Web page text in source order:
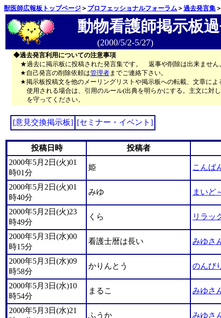
獣医師広報板トップページ ＞ プロフェッショナルフォーラム ＞ 過去発言集
動物看護師掲示板
(2000/5/2-5/27)
◆過去発言利用についての注意事項
★過去に掲示板に投稿された発言集です。 返事や削除は出来ません
★自己発言の削除依頼は管理者までご連絡下さい。
★掲示板投稿文を他のメーリングリストや掲示板への転載、文章によ
使用される場合は、引用のルール(出典を明らかにする。主文に対
を守ってください。
[意見交換掲示板] [セミナー・イベント]
投稿日時
投稿者
2000年5月2日(火)01
時01分
姫 こんば
2000年5月2日(火)01
時40分
みゆ まいど
2000年5月2日(火)23
時49分
くら リラッ
2000年5月3日(水)00
時15分
看護士暦は長い みゆさ
2000年5月3日(水)09
時58分
かりんとう のんび
2000年5月3日(水)10
時54分
まるこ みゆさ
2000年5月3日(水)21
ふうか みゆさ